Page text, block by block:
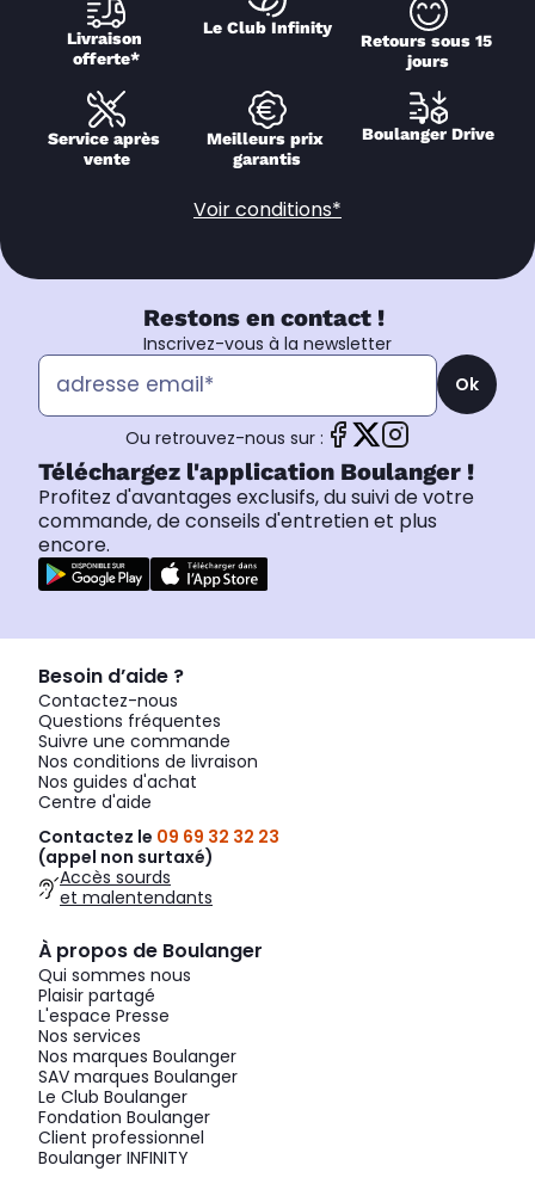
Livraison
offerte*
Le Club Infinity
Retours sous 15
jours
Service après
vente
Meilleurs prix
garantis
Boulanger Drive
Voir conditions*
Restons en contact !
Inscrivez-vous à la newsletter
Ok
Ou retrouvez-nous sur :
Téléchargez l'application Boulanger !
Profitez d'avantages exclusifs, du suivi de votre
commande, de conseils d'entretien et plus
encore.
Besoin d’aide ?
Contactez-nous
Questions fréquentes
Suivre une commande
Nos conditions de livraison
Nos guides d'achat
Centre d'aide
Contactez le 09 69 32 32 23
(appel non surtaxé)
Accès sourds
et malentendants
À propos de Boulanger
Qui sommes nous
Plaisir partagé
L'espace Presse
Nos services
Nos marques Boulanger
SAV marques Boulanger
Le Club Boulanger
Fondation Boulanger
Client professionnel
Boulanger INFINITY